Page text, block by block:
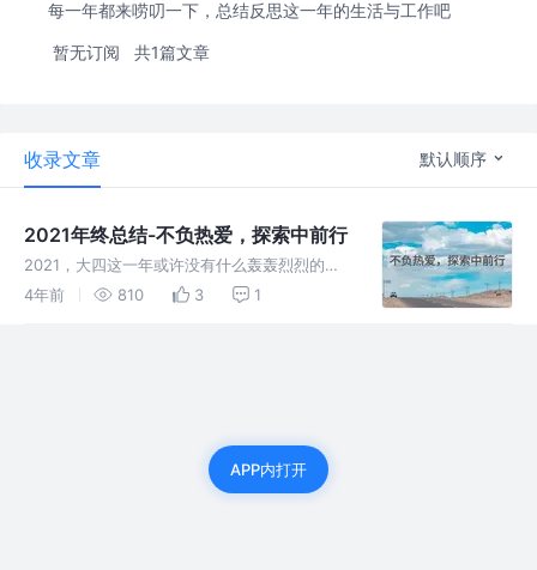
每一年都来唠叨一下，总结反思这一年的生活与工作吧
暂无订阅 共1篇文章
收录文章 默认顺序
2021年终总结-不负热爱，探索中前行
2021，大四这一年或许没有什么轰轰烈烈的事
情，但是却经历了学习的迷茫与找工作的焦虑，
4年前 810 3 1
APP内打开